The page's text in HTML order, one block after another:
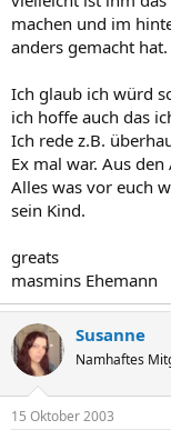
machen und im
anders gemacht hat.
Ich glaub ich würd
ich hoffe auch das
Ich rede z.B.
Ex mal war. Aus
Alles was vor euch
sein Kind.
greats
masmins Ehemann
Susanne
Namhaftes
15 Oktober 2003